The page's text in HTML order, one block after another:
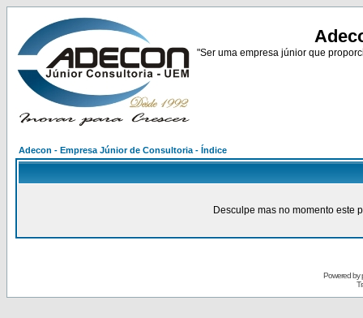
"Ser uma empresa júnior que
Adecon - Empresa Júnior de Consultoria - Índice
Desculpe mas no momento este
Powered by